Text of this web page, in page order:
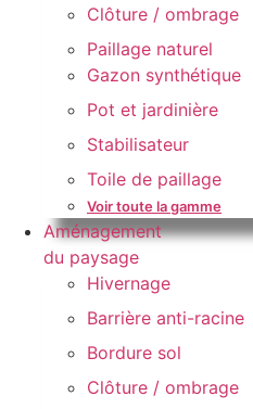
Clôture / ombrage
Paillage naturel
Gazon synthétique
Pot et jardinière
Stabilisateur
Toile de paillage
Voir toute la gamme
Aménagement
du paysage
Hivernage
Barrière anti-racine
Bordure sol
Clôture / ombrage